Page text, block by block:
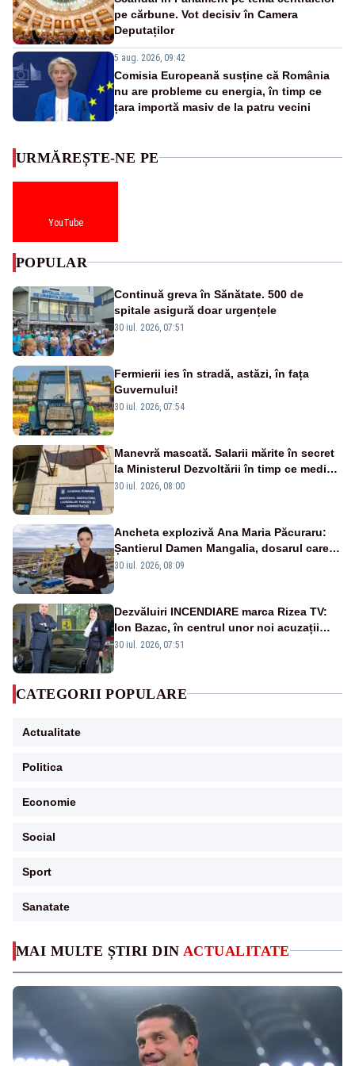
pe cărbune. Vot decisiv în Camera
Deputaților
5 aug. 2026, 09:42
Comisia Europeană susține că România
nu are probleme cu energia, în timp ce
țara importă masiv de la patru vecini
MAI MULTE ȘTIRI DIN ACTUALITATE
URMĂREȘTE-NE PE
YouTube
POPULAR
Continuă greva în Sănătate. 500 de
spitale asigură doar urgențele
30 iul. 2026, 07:51
Fermierii ies în stradă, astăzi, în fața
Guvernului!
30 iul. 2026, 07:54
Manevră mascată. Salarii mărite în secret
la Ministerul Dezvoltării în timp ce medicii
ies în stradă
30 iul. 2026, 08:00
Ancheta explozivă Ana Maria Păcuraru:
Șantierul Damen Mangalia, dosarul care
scufundă apărarea României
30 iul. 2026, 08:09
Dezvăluiri INCENDIARE marca Rizea TV:
Ion Bazac, în centrul unor noi acuzații
publice
30 iul. 2026, 07:51
CATEGORII POPULARE
Actualitate
Politica
Economie
Social
Sport
Sanatate